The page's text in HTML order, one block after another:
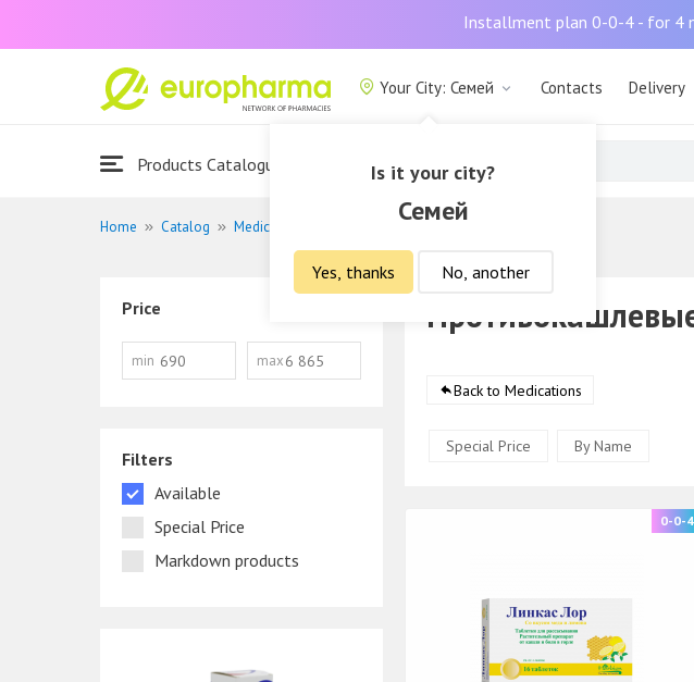
Installment plan 0-0-4 - for 4
Your City: Семей
Is it your city?
Семей
Yes, thanks No, another
Contacts Delivery
About Us
Products Catalogue
Home Catalog Medications
Price
min max
Filters
Available
Special Price
Markdown products
Back to Medications
Special Price By Name
0-0-4